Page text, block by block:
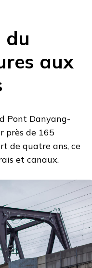
du
aux
Pont Danyang-
près de 165
de quatre ans, ce
et canaux.